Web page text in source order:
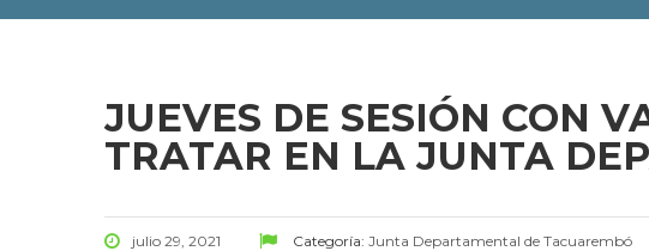
JUEVES DE SESIÓN CON
TRATAR EN LA JUNTA
julio 29, 2021 Categoría: Junta Departamental de Tacuarembó